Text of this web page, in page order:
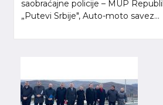
saobraćajne policije – MUP
„Putevi Srbije", Auto-moto savez...